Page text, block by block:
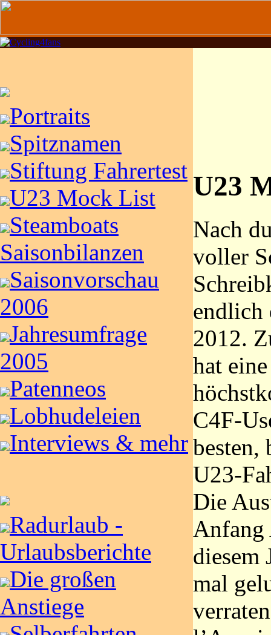
Portraits
Spitznamen
Stiftung Fahrertest
U23 Mock List
Steamboats
Saisonbilanzen
Saisonvorschau
2006
Jahresumfrage
2005
Patenneos
Lobhudeleien
Interviews & mehr
Radurlaub -
Urlaubsberichte
Die großen
Anstiege
U23
Nach
voller
endlich
2012.
hat
C4F-
besten,
U23-
Die
Anfang
diesem
mal